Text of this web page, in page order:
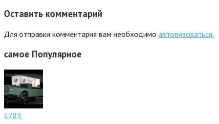
Оставить комментарий
Для отправки комментария вам необходимо авторизоваться.
самое Популярное
1783